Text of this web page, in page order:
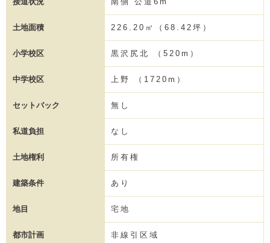
土地面積 226.20㎡（68.42坪）
小学校区 黒沢尻北 （520m）
中学校区 上野 （1720m）
セットバック 無し
私道負担 なし
土地権利 所有権
建築条件 あり
地目 宅地
都市計画 非線引区域